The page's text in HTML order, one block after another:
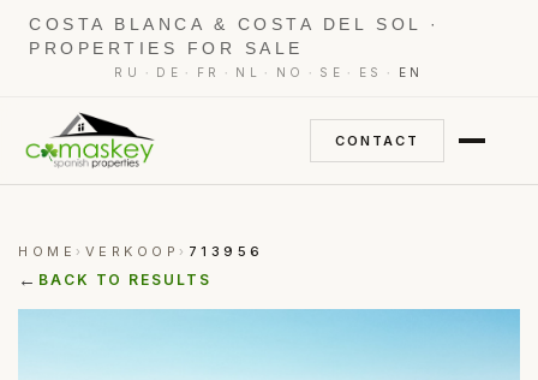
COSTA BLANCA & COSTA DEL SOL ·
PROPERTIES FOR SALE
RU · DE · FR · NL · NO · SE · ES · EN
CONTACT
HOME › VERKOOP › 713956
← BACK TO RESULTS